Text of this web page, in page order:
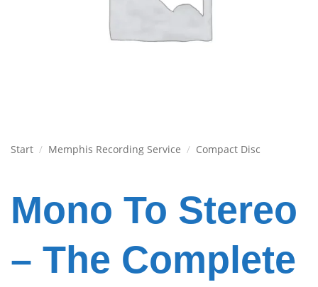
Start / Memphis Recording Service / Compact Disc
Mono To Stereo
– The Complete